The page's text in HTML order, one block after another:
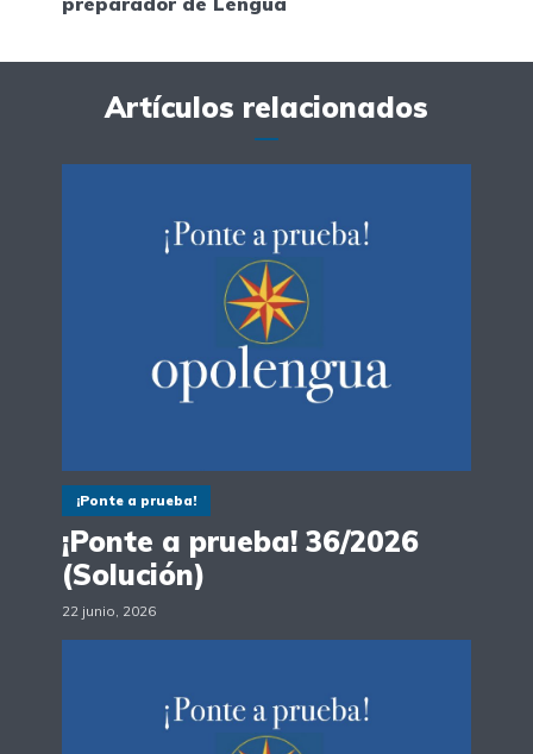
Artículos relacionados
¡Ponte a prueba!
¡Ponte a prueba! 36/2026
(Solución)
22 junio, 2026